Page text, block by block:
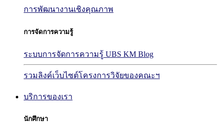
การพัฒนางานเชิงคุณภาพ
การจัดการความรู้
ระบบการจัดการความรู้ UBS KM Blog
รวมลิงค์เว็บไซต์โครงการวิจัยของคณะฯ
บริการของเรา
นักศึกษา